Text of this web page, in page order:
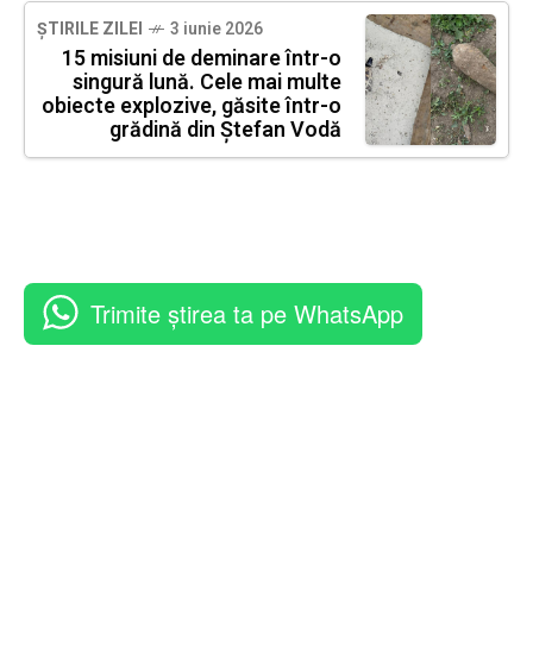
ȘTIRILE ZILEI 3 iunie 2026
15 misiuni de deminare într-o
singură lună. Cele mai multe
obiecte explozive, găsite într-o
grădină din Ștefan Vodă
Trimite știrea ta pe WhatsApp